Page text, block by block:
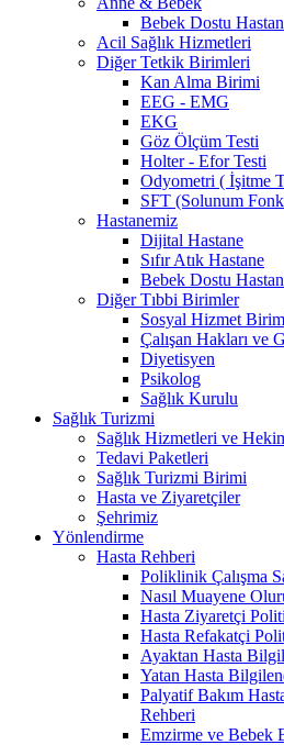
Bebek Dostu
Acil Sağlık Hizmetleri
Diğer Tetkik Birimleri
Kan Alma Birimi
EEG - EMG
EKG
Göz Ölçüm Testi
Holter - Efor Testi
Odyometri ( İşitme
SFT (Solunum
Hastanemiz
Dijital Hastane
Sıfır Atık Hastane
Bebek Dostu
Diğer Tıbbi Birimler
Sosyal Hizmet
Çalışan Hakları ve
Diyetisyen
Psikolog
Sağlık Kurulu
Sağlık Turizmi
Sağlık Hizmetleri ve
Tedavi Paketleri
Sağlık Turizmi Birimi
Hasta ve Ziyaretçiler
Şehrimiz
Yönlendirme
Hasta Rehberi
Poliklinik Çalışma
Nasıl Muayene
Hasta Ziyaretçi
Hasta Refakatçi
Ayaktan Hasta
Yatan Hasta
Palyatif Bakım
Rehberi
Emzirme ve Bebek